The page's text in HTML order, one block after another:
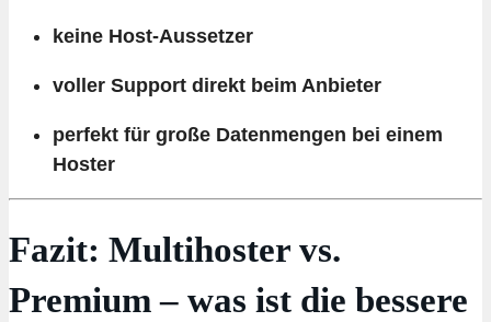
keine Host-Aussetzer
voller Support direkt beim Anbieter
perfekt für große Datenmengen bei einem
Hoster
Fazit: Multihoster vs.
Premium – was ist die bessere